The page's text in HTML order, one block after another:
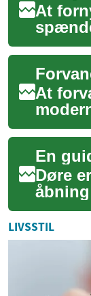
At
kun
At
din
Døre
LIVSSTIL